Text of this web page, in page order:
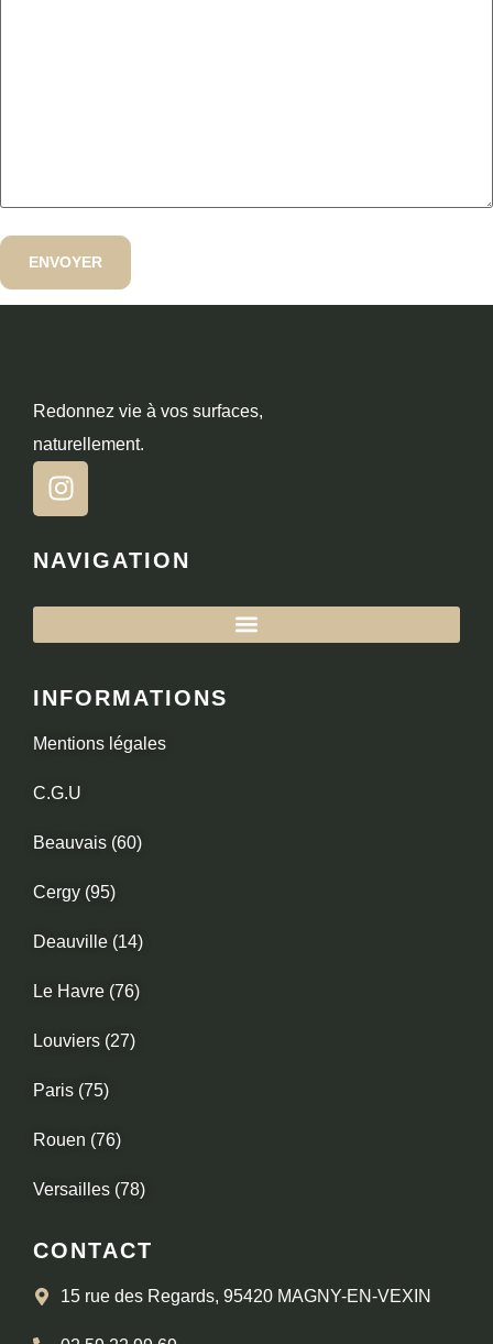
Redonnez vie à vos surfaces,
naturellement.
NAVIGATION
INFORMATIONS
Mentions légales
C.G.U
Beauvais (60)
Cergy (95)
Deauville (14)
Le Havre (76)
Louviers (27)
Paris (75)
Rouen (76)
Versailles (78)
CONTACT
15 rue des Regards, 95420 MAGNY-EN-VEXIN